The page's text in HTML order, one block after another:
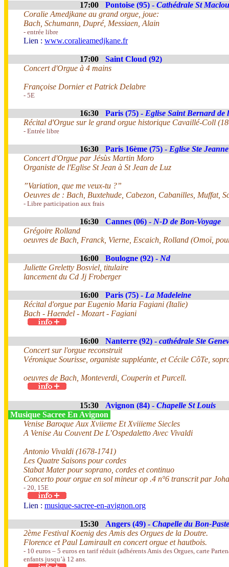
17:00 Pontoise (95) - Cathédrale St Maclou
Coralie Amedjkane au grand orgue, joue:
Bach, Schumann, Dupré, Messiaen, Alain
- entrée libre
Lien : www.coralieamedjkane.fr
17:00
Saint Cloud (92)
Concert d'Orgue à 4 mains
Françoise Dornier et Patrick Delabre
- 5E
16:30 Paris (75) - Eglise Saint Bernard de
Récital d'Orgue sur le grand orgue historique Cavaillé-Coll
- Entrée libre
16:30 Paris 16ème (75) - Eglise Ste
Concert d'Orgue par Jésùs Martin Moro
Organiste de l'Eglise St Jean à St Jean de Luz
”Variation, que me veux-tu ?”
Oeuvres de : Bach, Buxtehude, Cabezon, Cabanilles, Muffat,
- Libre participation aux frais
16:30 Cannes (06) - N-D de Bon-Voyage
Grégoire Rolland
oeuvres de Bach, Franck, Vierne, Escaich, Rolland (Omoï,
16:00 Boulogne (92) - Nd
Juliette Greletty Bosviel, titulaire
lancement du Cd Jj Froberger
16:00 Paris (75) - La Madeleine
Récital d'orgue par Eugenio Maria Fagiani (Italie)
Bach - Haendel - Mozart - Fagiani
16:00 Nanterre (92) - cathédrale Ste
Concert sur l'orgue reconstruit
Véronique Sourisse, organiste suppléante, et Cécile CôTe,
oeuvres de Bach, Monteverdi, Couperin et Purcell.
15:30 Avignon (84) - Chapelle St Louis
Musique Sacree En Avignon
Venise Baroque Aux Xviieme Et Xviiieme Siecles
A Venise Au Couvent De L’Ospedaletto Avec Vivaldi
Antonio Vivaldi (1678-1741)
Les Quatre Saisons pour cordes
Stabat Mater pour soprano, cordes et continuo
Concerto pour orgue en sol mineur op .4 n°6 transcrit par
- 20, 15E
Lien : musique-sacree-en-avignon.org
15:30 Angers (49) - Chapelle du Bon-
2ème Festival Koenig des Amis des Orgues de la Doutre.
Florence et Paul Lamirault en concert orgue et hautbois.
- 10 euros – 5 euros en tarif réduit (adhérents Amis des Orgues, carte
enfants jusqu’à 12 ans.